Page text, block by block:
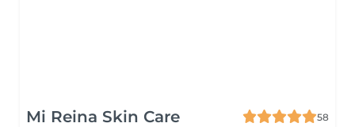
Mi Reina Skin Care
58